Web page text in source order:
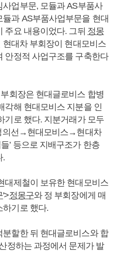
업부문, 모듈과 AS부품사
과 AS부품사업부문을 현대
주요 내용이었다. 그뒤 정몽
현대차 부회장이 현대모비스
안정적 사업구조를 구축한다
회장은 현대글로비스 합병
각해 현대모비스 지분을 인
기로 했다. 지분거래가 모두
의선→현대모비스→현대차
’ 등으로 지배구조가 한층
.
대제철이 보유한 현대모비스
'>정몽구와 정 부회장에게 매
하기로 했다.
할한 뒤 현대글로비스와 합
정하는 과정에서 문제가 발